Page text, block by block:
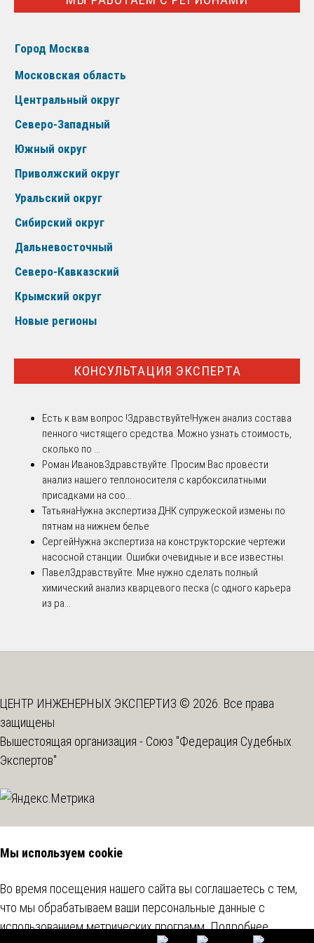
Город Москва
Московская область
Центральный округ
Северо-Западный
Южный округ
Приволжский округ
Уральский округ
Сибирский округ
Дальневосточный
Северо-Кавказский
Крымский округ
Новые регионы
КОНСУЛЬТАЦИЯ ЭКСПЕРТА
Есть к вам вопрос !Здравствуйте!Нужен анализ состава
пенного чистящего средства. Можно узнать стоимость,
сколько по ...
Роман ИвановЗдравствуйте. Просим Вас провести
анализ нашего теплоносителя с карбоксилатными
присадками на соо...
ТатьянаНужна экспертиза ДНК супружеской измены по
пятнам на нижнем белье
СергейНужна экспертиза на конструкторские чертежи
насосной станции. Ошибки очевидные и все известны.
ПавелЗдравствуйте. Мне нужно сделать полный
химический анализ кварцевого песка (с одного карьера
из ра...
ЦЕНТР ИНЖЕНЕРНЫХ ЭКСПЕРТИЗ © 2026. Все права
защищены
Вышестоящая организация - Союз "Федерация Судебных
Экспертов"
Мы используем cookie
Во время посещения нашего сайта вы соглашаетесь с тем,
что мы обрабатываем ваши персональные данные с
использованием метрических программ.Подробнее